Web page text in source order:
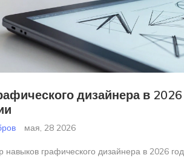
дизайнера в
мая, 28 2026
навыков графического дизайнера в 2026